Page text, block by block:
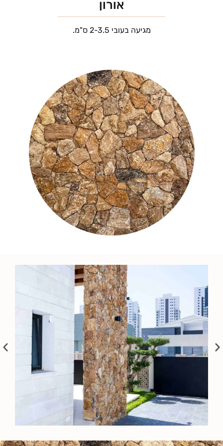
אורון
מגיעה בעובי 2-3.5 ס"מ.